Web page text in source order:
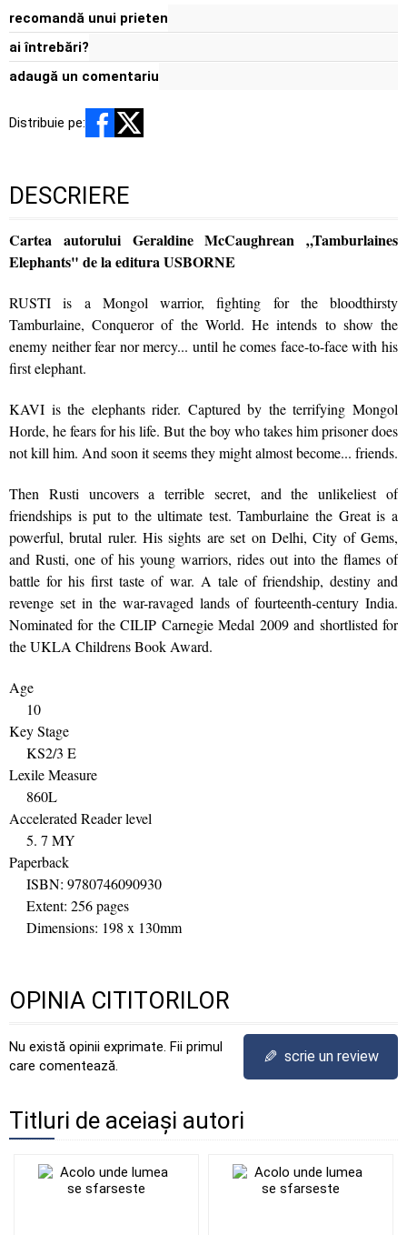
recomandă unui prieten
ai întrebări?
adaugă un comentariu
Distribuie pe:
DESCRIERE
Cartea autorului Geraldine McCaughrean „Tamburlaines
Elephants" de la editura USBORNE
RUSTI is a Mongol warrior, fighting for the bloodthirsty
Tamburlaine, Conqueror of the World. He intends to show the
enemy neither fear nor mercy... until he comes face-to-face with his
first elephant.
KAVI is the elephants rider. Captured by the terrifying Mongol
Horde, he fears for his life. But the boy who takes him prisoner does
not kill him. And soon it seems they might almost become... friends.
Then Rusti uncovers a terrible secret, and the unlikeliest of
friendships is put to the ultimate test. Tamburlaine the Great is a
powerful, brutal ruler. His sights are set on Delhi, City of Gems,
and Rusti, one of his young warriors, rides out into the flames of
battle for his first taste of war. A tale of friendship, destiny and
revenge set in the war-ravaged lands of fourteenth-century India.
Nominated for the CILIP Carnegie Medal 2009 and shortlisted for
the UKLA Childrens Book Award.
Age
10
Key Stage
KS2/3 E
Lexile Measure
860L
Accelerated Reader level
5. 7 MY
Paperback
ISBN: 9780746090930
Extent: 256 pages
Dimensions: 198 x 130mm
OPINIA CITITORILOR
Nu există opinii exprimate. Fii primul
care comentează.
✎ scrie un review
Titluri de aceiași autori